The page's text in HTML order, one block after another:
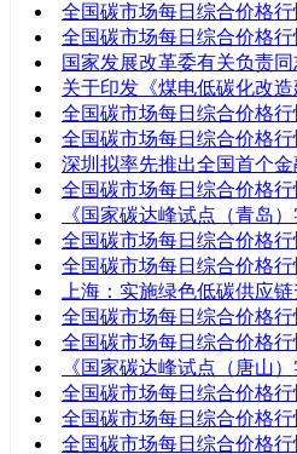
全国碳市场每日综合价格行
全国碳市场每日综合价格行
国家发展改革委有关负责
关于印发《煤电低碳化改
全国碳市场每日综合价格行
全国碳市场每日综合价格行
深圳拟率先推出全国首个
全国碳市场每日综合价格行
《国家碳达峰试点（青岛
全国碳市场每日综合价格行
全国碳市场每日综合价格行
上海：实施绿色低碳供应链
全国碳市场每日综合价格行
全国碳市场每日综合价格行
《国家碳达峰试点（唐山
全国碳市场每日综合价格行
全国碳市场每日综合价格行
全国碳市场每日综合价格行